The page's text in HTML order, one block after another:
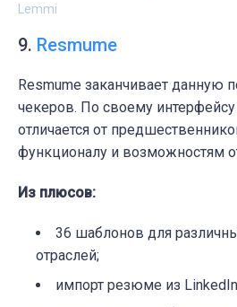
Lemmi
9. Resmume
Resmume заканчивает данную
чекеров. По своему
отличается от
функционалу и возможностям
Из плюсов:
36 шаблонов для
отраслей;
импорт резюме из